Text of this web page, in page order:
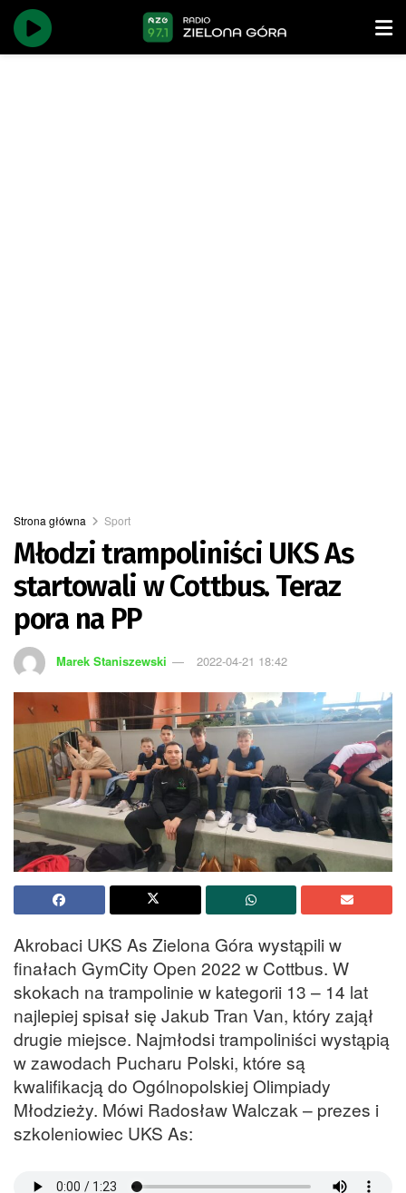
Strona główna Sport
Młodzi trampoliniści UKS As
startowali w Cottbus. Teraz
pora na PP
Marek Staniszewski 2022-04-21 18:42
Akrobaci UKS As Zielona Góra wystąpili w
finałach GymCity Open 2022 w Cottbus. W
skokach na trampolinie w kategorii 13 – 14 lat
najlepiej spisał się Jakub Tran Van, który zajął
drugie miejsce. Najmłodsi trampoliniści wystąpią
w zawodach Pucharu Polski, które są
kwalifikacją do Ogólnopolskiej Olimpiady
Młodzieży. Mówi Radosław Walczak – prezes i
szkoleniowiec UKS As: